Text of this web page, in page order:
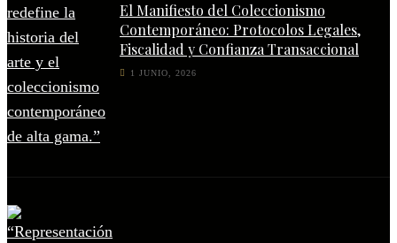
El Manifiesto del Coleccionismo
Contemporáneo: Protocolos Legales,
Fiscalidad y Confianza Transaccional
1 JUNIO, 2026